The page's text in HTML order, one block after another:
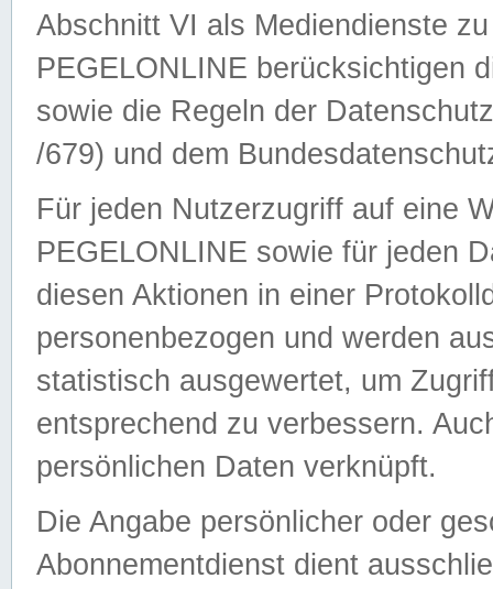
Abschnitt VI als Mediendienste
PEGELONLINE berücksichtigen
sowie die Regeln der
/679) und dem
Für jeden Nutzerzugriff auf eine
PEGELONLINE sowie für jeden
diesen Aktionen in einer
personenbezogen und werden
statistisch ausgewertet, um
entsprechend zu verbessern.
persönlichen Daten verknüpft.
Die Angabe persönlicher oder
Abonnementdienst dient